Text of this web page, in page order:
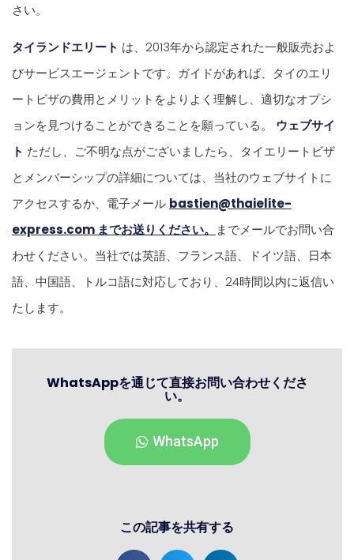
さい。
タイランドエリート は、2013年から認定された一般販売およ
びサービスエージェントです。ガイドがあれば、タイのエリ
ートビザの費用とメリットをよりよく理解し、適切なオプシ
ョンを見つけることができることを願っている。 ウェブサイ
ト ただし、ご不明な点がございましたら、タイエリートビザ
とメンバーシップの詳細については、当社のウェブサイトに
アクセスするか、電子メール bastien@thaielite-
express.com までお送りください。 までメールでお問い合
わせください。当社では英語、フランス語、ドイツ語、日本
語、中国語、トルコ語に対応しており、24時間以内に返信い
たします。
WhatsAppを通じて直接お問い合わせくださ
い。
WhatsApp
この記事を共有する